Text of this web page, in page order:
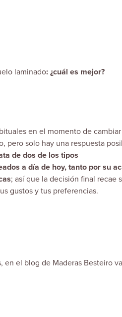
laminado: ¿cuál es mejor?
en el momento de
pero solo hay una respuesta
de dos de los tipos
a día de hoy, tanto por su
; así que la decisión final recae
gustos y tus preferencias.
en el blog de Maderas Besteiro